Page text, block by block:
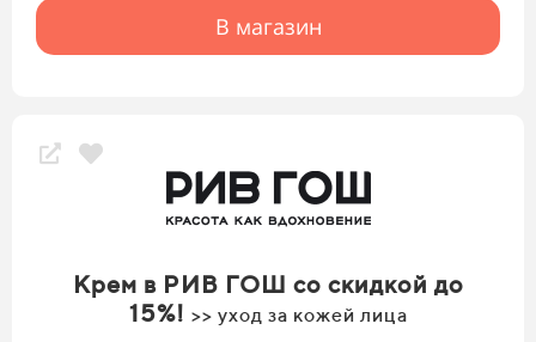
В магазин
Крем в РИВ ГОШ со скидкой до
15%! >> уход за кожей лица